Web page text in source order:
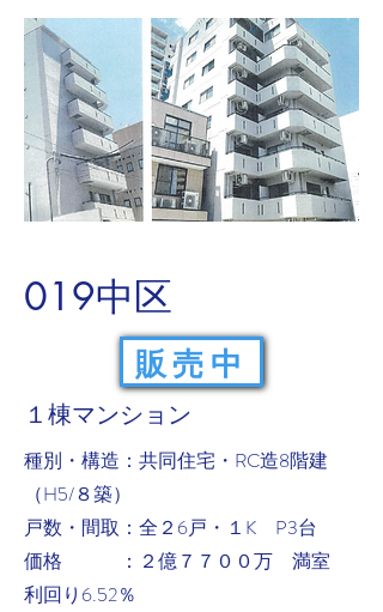
019中区
販売中
１棟マンション
​種別・構造：共同住宅・RC造8階建
（H5/８築）
戸数・間取：全２6戸・１K P3台
価格 ：２億７７００万 満室
利回り6.52％